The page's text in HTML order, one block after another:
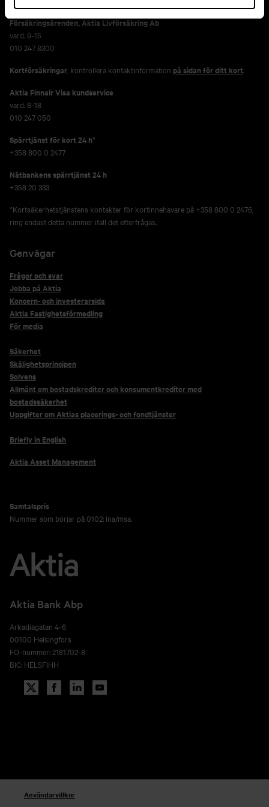
Försäkringsärenden,Aktia Livförsäkring Ab
vard. 9-15
010 247 8300
Kortförsäkringar , kontrollera kontaktinformation på sidan för ditt kort.
Aktia Finnair Visa kundservice
vard. 8-18
010 247 050
Spärrtjänst för kort 24 h*
+358 800 0 2477
Nätbankens spärrtjänst 24 h
+358 20 333
*Kortsäkerhetstjänstens kontakter för kortinnehavare på +358 800 0 2476,
ring endast detta nummer ifall det efterfrågas.
Genvägar
Frågor och svar
Jobba på Aktia
Koncern- och investerarsida
Aktia Fastighetsförmedling
För media
Säkerhet
Skälighetsprincipen
Solvens
Allmänt om bostadskrediter och konsumentkrediter med
bostadssäkerhet
Uppgifter om Aktias placerings- och fondtjänster
Briefly in English
Aktia Asset Management
Samtalspris
Nummer som börjar på 0102: lna/msa.
Aktia Bank Abp
Arkadiagatan 4-6
00100 Helsingfors
FO-nummer: 2181702-8
BIC: HELSFIHH
Användarvillkor